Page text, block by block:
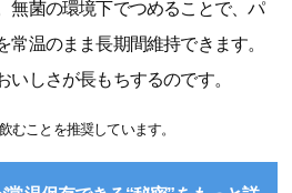
無菌の環境下でつめることで、パ
常温のまま長期間維持できます。
しさが長もちするのです。
ことを推奨しています。